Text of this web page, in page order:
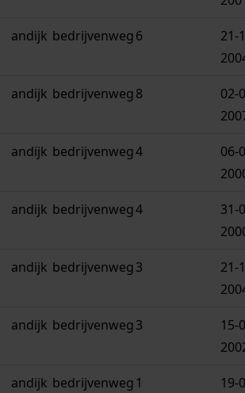
andijk bedrijvenweg6
21-
andijk bedrijvenweg8
02-
andijk bedrijvenweg4
06-
andijk bedrijvenweg4
31-
andijk bedrijvenweg3
21-
andijk bedrijvenweg3
15-
andijk bedrijvenweg 1
19-